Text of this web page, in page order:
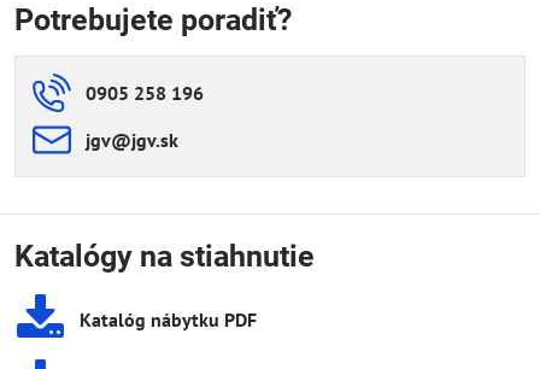
Potrebujete poradiť?
0905 258 196
jgv​@jgv​.sk
Katalógy na stiahnutie
Katalóg nábytku PDF